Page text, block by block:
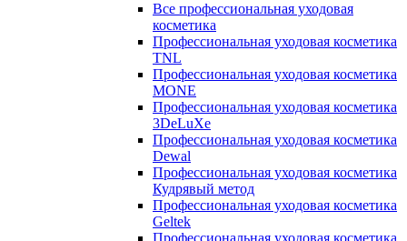
Все профессиональная уходовая
косметика
Профессиональная уходовая косметика
TNL
Профессиональная уходовая косметика
MONE
Профессиональная уходовая косметика
3DeLuXe
Профессиональная уходовая косметика
Dewal
Профессиональная уходовая косметика
Кудрявый метод
Профессиональная уходовая косметика
Geltek
Профессиональная уходовая косметика